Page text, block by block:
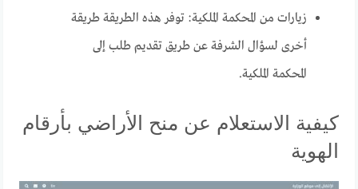
زيارات من المحكمة الملكية: توفر هذه الطريقة طريقة
أخرى لسؤال الشرفة عن طريق تقديم طلب إلى
المحكمة الملكية.
كيفية الاستعلام عن منح الأراضي بأرقام
الهوية